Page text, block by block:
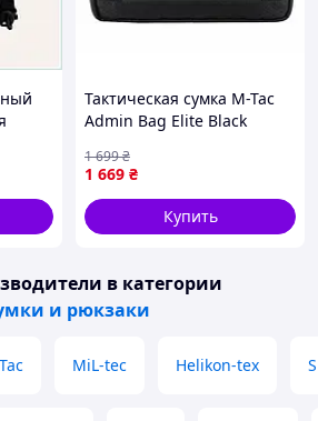
Тактическая сумка M-Tac
Admin Bag Elite Black
1 669 ₴
1 699₴
Купить
в категории
и рюкзаки
MiL-tec Helikon-tex